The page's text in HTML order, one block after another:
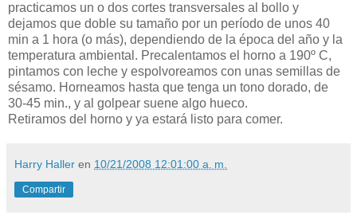
practicamos un o dos cortes transversales al bollo y
dejamos que doble su tamaño por un período de unos 40
min a 1 hora (o más), dependiendo de la época del año y la
temperatura ambiental. Precalentamos el horno a 190º C,
pintamos con leche y espolvoreamos con unas semillas de
sésamo. Horneamos hasta que tenga un tono dorado, de
30-45 min., y al golpear suene algo hueco.
Retiramos del horno y ya estará listo para comer.
Harry Haller en 10/21/2008 12:01:00 a. m.
Compartir